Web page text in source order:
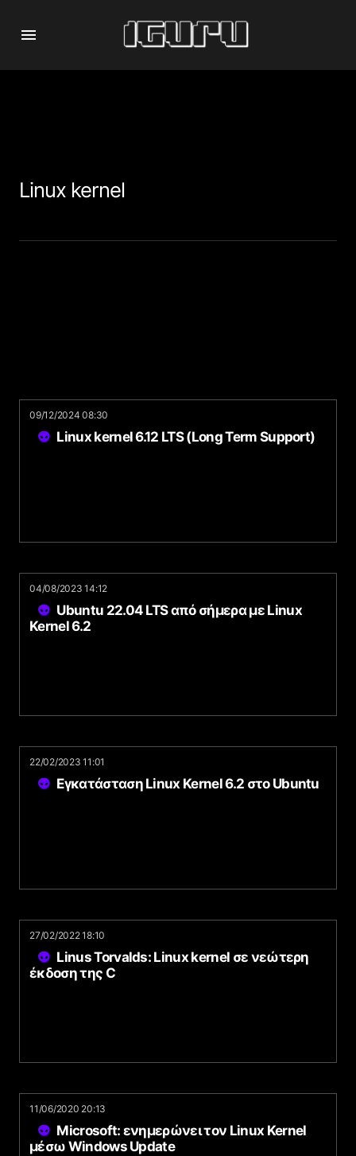
Linux kernel
09/12/2024 08:30
Linux kernel 6.12 LTS (Long Term Support)
04/08/2023 14:12
Ubuntu 22.04 LTS από σήμερα με Linux
Kernel 6.2
22/02/2023 11:01
Εγκατάσταση Linux Kernel 6.2 στο Ubuntu
27/02/2022 18:10
Linus Torvalds: Linux kernel σε νεώτερη
έκδοση της C
11/06/2020 20:13
Microsoft: ενημερώνει τον Linux Kernel
μέσω Windows Update